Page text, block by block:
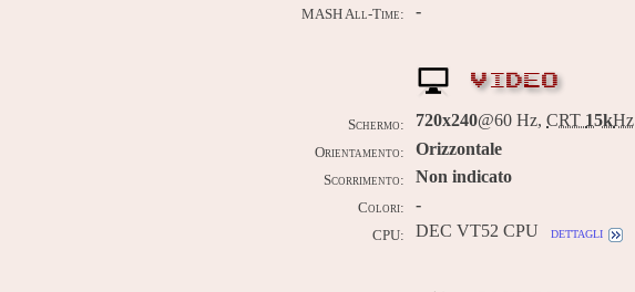
MASH All-Time: -
VIDEO
Schermo: 720x240@60 Hz, CRT 15kHz
Orientamento: Orizzontale
Scorrimento: Non indicato
Colori: -
CPU: DEC VT52 CPU dettagli